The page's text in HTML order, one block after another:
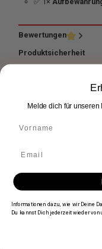
Bewertungen
Produktsicherheit
Sie
Melde dich für unseren
Informationen dazu, wie wir Deine
Du kannst Dich jederzeit wieder